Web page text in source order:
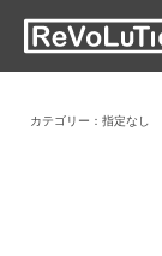
カテゴリー：指定なし